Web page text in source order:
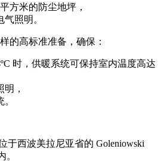
方米的防尘地坪，
照明。
的高标准准备，确保：
时，供暖系统可保持室内温度高达
明，
于西波美拉尼亚省的 Goleniowski
。